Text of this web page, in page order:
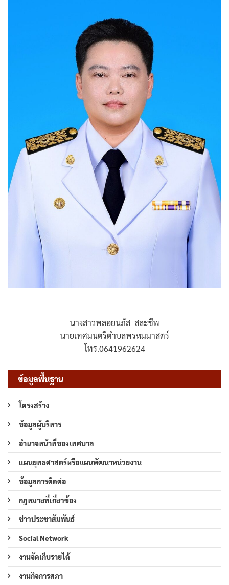
นางสาวพลอยนภัส สละชีพ
นายเทศมนตรีตำบลพรหมมาสตร์
โทร.0641962624
ข้อมูลพื้นฐาน
โครงสร้าง
ข้อมูลผู้บริหาร
อำนาจหน้าที่ของเทศบาล
แผนยุทธศาสตร์หรือแผนพัฒนาหน่วยงาน
ข้อมูลการติดต่อ
กฎหมายที่เกี่ยวข้อง
ข่าวประชาสัมพันธ์
Social Network
งานจัดเก็บรายได้
งานกิจการสภา